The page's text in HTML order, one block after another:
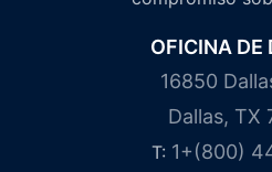
OFICINA DE
16850
Dallas, TX
T: 1+(800)